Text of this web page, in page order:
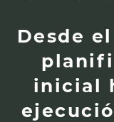
Desde
inicial